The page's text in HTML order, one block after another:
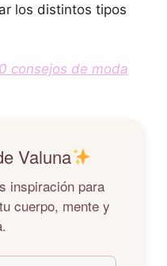
los distintos tipos
consejos de moda
Valuna
inspiración para
cuerpo, mente y